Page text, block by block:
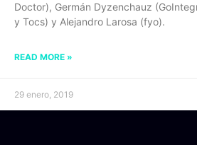
Doctor), Germán Dyzenchauz
y Tocs) y Alejandro Larosa (fyo).
READ MORE »
29 enero, 2019